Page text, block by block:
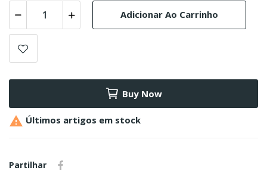
Adicionar Ao Carrinho
Buy Now
 Últimos artigos em stock
Partilhar